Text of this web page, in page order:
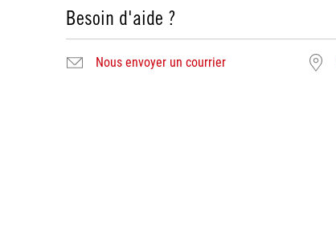
Besoin d'aide ?
Nous envoyer un courrier